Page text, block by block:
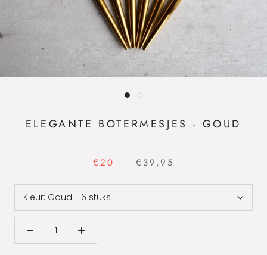
ELEGANTE BOTERMESJES - GOUD
€20 €39,95
Kleur: Goud - 6 stuks